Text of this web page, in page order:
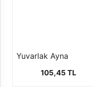
Yuvarlak Ayna
105,45 TL